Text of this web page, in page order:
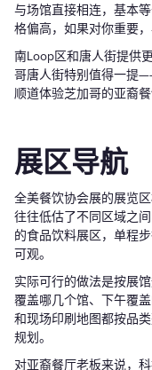
与场馆直接相连，基本
格偏高，如果对你重要，
南Loop区和唐人街提供
哥唐人街特别值得一提
顺道体验芝加哥的亚裔
展区导航
全美餐饮协会展的展览
往往低估了不同区域之
的食品饮料展区，单程
可观。
实际可行的做法是按展
覆盖哪几个馆、下午覆
和现场印刷地图都按品
规划。
对亚裔餐厅老板来说，